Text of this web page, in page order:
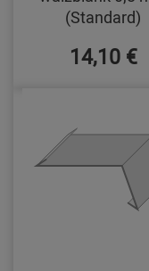
(Standard)
14,10 €